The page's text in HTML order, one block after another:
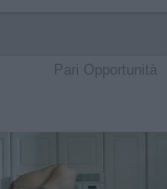
Pari Opportunità